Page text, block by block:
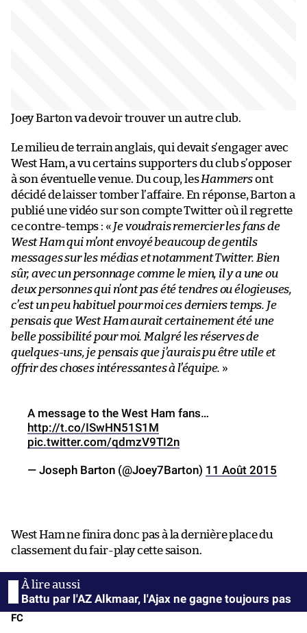
Joey Barton va devoir trouver un autre club.
Le milieu de terrain anglais, qui devait s’engager avec
West Ham, a vu certains supporters du club s’opposer
à son éventuelle venue. Du coup, lesHammersont
décidé de laisser tomber l’affaire. En réponse, Barton a
publié une vidéo sur son compte Twitter où il regrette
ce contre-temps : « Je voudrais remercier les fans de
West Ham qui m’ont envoyé beaucoup de gentils
messages sur les médias et notamment Twitter. Bien
sûr, avec un personnage comme le mien, il y a une ou
deux personnes qui n’ont pas été tendres ou élogieuses,
c’est un peu habituel pour moi ces derniers temps. Je
pensais que West Ham aurait certainement été une
belle possibilité pour moi. Malgré les réserves de
quelques-uns, je pensais que j’aurais pu être utile et
offrir des choses intéressantes à l’équipe. »
A message to the West Ham fans…
http://t.co/ISwHN51S1M
pic.twitter.com/qdmzV9TI2n
— Joseph Barton (@Joey7Barton) 11 Août 2015
West Ham ne finira donc pas à la dernière place du
classement du fair-play cette saison.
Battu par l'AZ Alkmaar, l'Ajax ne gagne toujours pas
FC